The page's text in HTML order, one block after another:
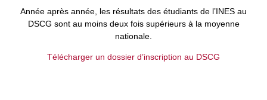
Année après année, les résultats des étudiants de l’INES au
DSCG sont au moins deux fois supérieurs à la moyenne
nationale.
Télécharger un dossier d’inscription au DSCG